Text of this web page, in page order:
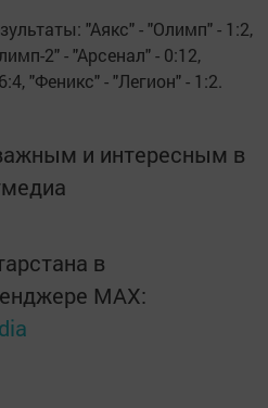
"Аякс" - "Олимп" - 1:2,
2" - "Арсенал" - 0:12,
"Феникс" - "Легион" - 1:2.
и интересным в
в
MАХ: